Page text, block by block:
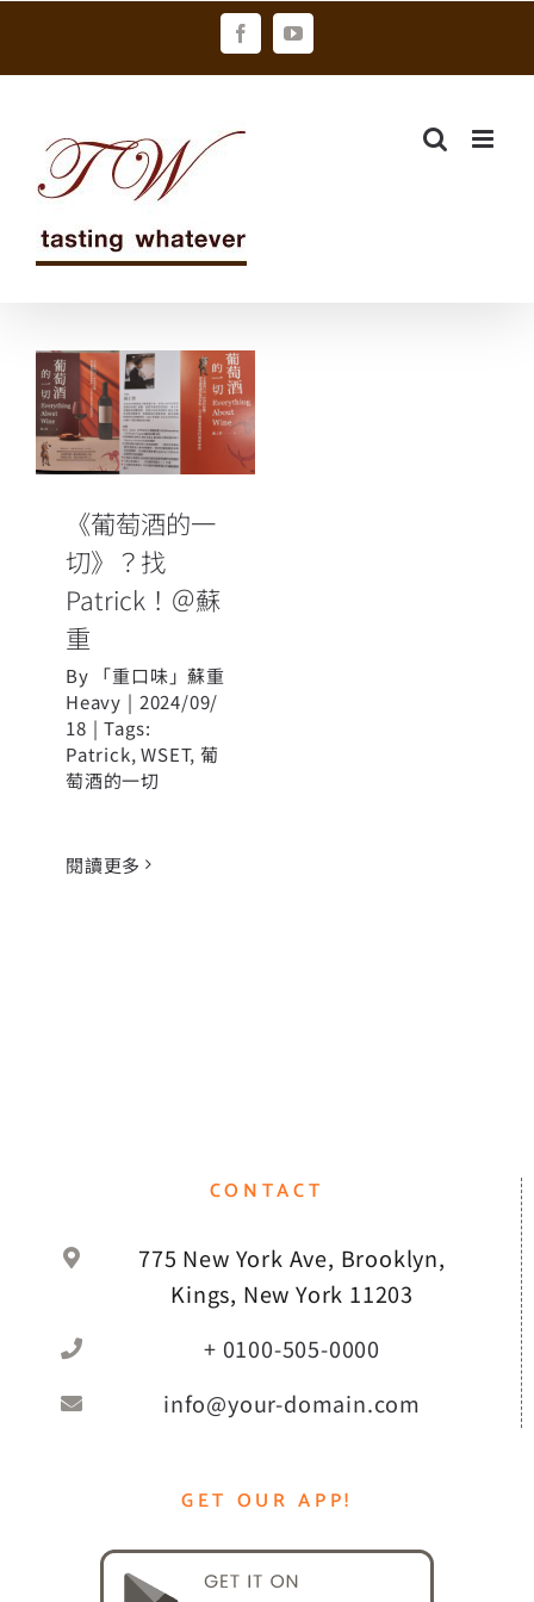
FacebookYouTube
《葡萄酒的一
切》？找
Patrick！＠蘇
《葡萄酒的一
切》？找
Patrick！＠蘇
重
By
「重口味」蘇重
Heavy | 2024/09/
18 | Tags:
Patrick,WSET,葡
萄酒的一切
閱讀更多
CONTACT
775 New York Ave, Brooklyn,
Kings, New York 11203
+ 0100-505-0000
info@your-domain.com
GET OUR APP!